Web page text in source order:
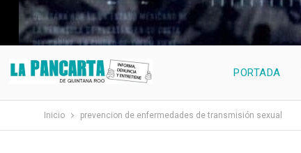
PORTADA
Inicio prevencion de enfermedades de transmisión sexual